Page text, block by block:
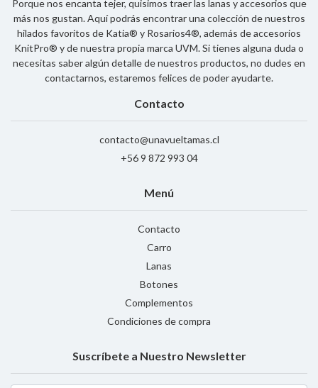
Porque nos encanta tejer, quisimos traer las lanas y accesorios que
más nos gustan. Aquí podrás encontrar una colección de nuestros
hilados favoritos de Katia® y Rosarios4®, además de accesorios
KnitPro® y de nuestra propia marca UVM. Si tienes alguna duda o
necesitas saber algún detalle de nuestros productos, no dudes en
contactarnos, estaremos felices de poder ayudarte.
Contacto
contacto@unavueltamas.cl
+56 9 872 993 04
Menú
Contacto
Carro
Lanas
Botones
Complementos
Condiciones de compra
Suscríbete a Nuestro Newsletter